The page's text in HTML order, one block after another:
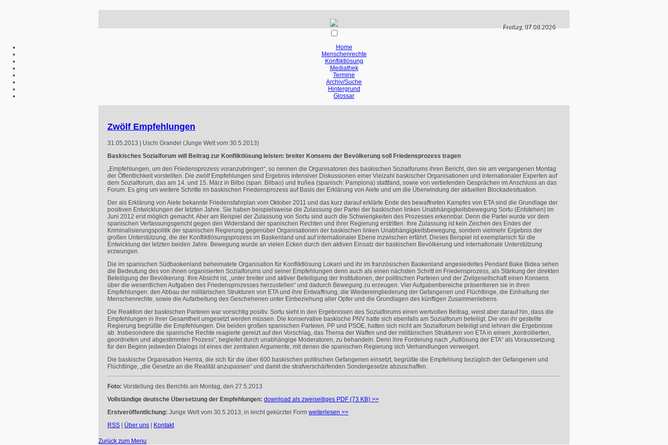
Freitag, 07.08.2026
Home
Menschenrechte
Konfliktlösung
Mediathek
Termine
Archiv/Suche
Hintergrund
Glossar
Zwölf Empfehlungen
31.05.2013 | Uschi Grandel (Junge Welt vom 30.5.2013)
Baskisches Sozialforum will Beitrag zur Konfliktlösung leisten: breiter Konsens der Bevölkerung soll Friedensprozess tragen
„Empfehlungen, um den Friedensprozess voranzubringen“, so nennen die Organisatoren des baskischen Sozialforums ihren Bericht, den sie am vergangenen Montag
der Öffentlichkeit vorstellten. Die zwölf Empfehlungen sind Ergebnis intensiver Diskussionen einer Vielzahl baskischer Organisationen und internationaler Experten auf
dem Sozialforum, das am 14. und 15. März in Bilbo (span. Bilbao) und Iruñea (spanisch: Pamplona) stattfand, sowie von vertiefenden Gesprächen im Anschluss an das
Forum. Es ging um weitere Schritte im baskischen Friedensprozess auf Basis der Erklärung von Aiete und um die Überwindung der aktuellen Blockadesituation.
Der als Erklärung von Aiete bekannte Friedensfahrplan vom Oktober 2011 und das kurz darauf erklärte Ende des bewaffneten Kampfes von ETAsind die Grundlage der
positiven Entwicklungen der letzten Jahre. Sie haben beispielsweise die Zulassung der Partei der baskischen linken Unabhängigkeitsbewegung Sortu (Entstehen) im
Juni 2012 erst möglich gemacht. Aber am Beispiel der Zulassung von Sortu sind auch die Schwierigkeiten des Prozesses erkennbar. Denn die Partei wurde vor dem
spanischen Verfassungsgericht gegen den Widerstand der spanischen Rechten und ihrer Regierung erstritten. Ihre Zulassung ist kein Zeichen des Endes der
Kriminalisierungspolitik der spanischen Regierung gegenüber Organisationen der baskischen linken Unabhängigkeitsbewegung, sondern vielmehr Ergebnis der
großen Unterstützung, die der Konfliktlösungsprozess im Baskenland und auf internationaler Ebene inzwischen erfährt. Dieses Beispiel ist exemplarisch für die
Entwicklung der letzten beiden Jahre. Bewegung wurde an vielen Ecken durch den aktiven Einsatz der baskischen Bevölkerung und internationale Unterstützung
erzwungen.
Die im spanischen Südbaskenland beheimatete Organisation für Konfliktlösung Lokarri und ihr im französischen Baskenland angesiedeltes Pendant Bake Bidea sehen
die Bedeutung des von ihnen organisierten Sozialforums und seiner Empfehlungen denn auch als einen nächsten Schritt im Friedensprozess, als Stärkung der direkten
Beteiligung der Bevölkerung. Ihre Absicht ist, „unter breiter und aktiver Beteiligung der Institutionen, der politischen Parteien und der Zivilgesellschaft einen Konsens
über die wesentlichen Aufgaben des Friedensprozesses herzustellen“ und dadurch Bewegung zu erzeugen. Vier Aufgabenbereiche präsentieren sie in ihren
Empfehlungen: den Abbau der militärischen Strukturen von ETAund ihre Entwaffnung, die Wiedereingliederung der Gefangenen und Flüchtlinge, die Einhaltung der
Menschenrechte, sowie die Aufarbeitung des Geschehenen unter Einbeziehung aller Opfer und die Grundlagen des künftigen Zusammenlebens.
Die Reaktion der baskischen Parteien war vorsichtig positiv. Sortu sieht in den Ergebnissen des Sozialforums einen wertvollen Beitrag, weist aber darauf hin, dass die
Empfehlungen in ihrer Gesamtheit umgesetzt werden müssen. Die konservative baskische PNV hatte sich ebenfalls am Sozialforum beteiligt. Die von ihr gestellte
Regierung begrüßte die Empfehlungen. Die beiden großen spanischen Parteien, PP und PSOE, hatten sich nicht am Sozialforum beteiligt und lehnen die Ergebnisse
ab. Insbesondere die spanische Rechte reagierte gereizt auf den Vorschlag, das Thema der Waffen und der militärischen Strukturen von ETAin einem „kontrollierten,
geordneten und abgestimmten Prozess“, begleitet durch unabhängige Moderatoren, zu behandeln. Denn ihre Forderung nach „Auflösung der ETA“ als Voraussetzung
für den Beginn jedweden Dialogs ist eines der zentralen Argumente, mit denen die spanischen Regierung sich Verhandlungen verweigert.
Die baskische Organisation Herrira, die sich für die über 600 baskischen politischen Gefangenen einsetzt, begrüßte die Empfehlung bezüglich der Gefangenen und
Flüchtlinge, „die Gesetze an die Realität anzupassen“ und damit die strafverschärfenden Sondergesetze abzuschaffen.
Foto: Vorstellung des Berichts am Montag, den 27.5.2013
Vollständige deutsche Übersetzung der Empfehlungen: download als zweiseitiges PDF (73 KB) >>
Erstveröffentlichung: Junge Welt vom 30.5.2013, in leicht gekürzter Form weiterlesen >>
RSS | Über uns | Kontakt
Zurück zum Menu